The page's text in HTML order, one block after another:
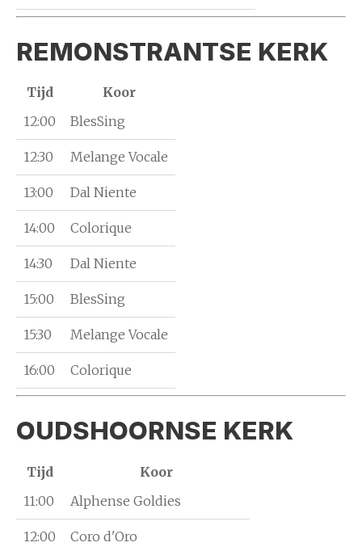
REMONSTRANTSE KERK
Tijd
Koor
12:00
BlesSing
12:30 Melange Vocale
13:00 Dal Niente
14:00 Colorique
14:30 Dal Niente
15:00 BlesSing
15:30 Melange Vocale
16:00 Colorique
OUDSHOORNSE KERK
Tijd
Koor
11:00
Alphense Goldies
12:00 Coro d'Oro